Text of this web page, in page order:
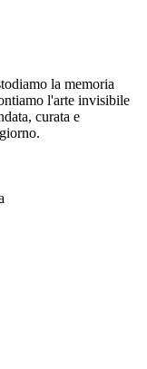
la memoria
l'arte invisibile
curata e